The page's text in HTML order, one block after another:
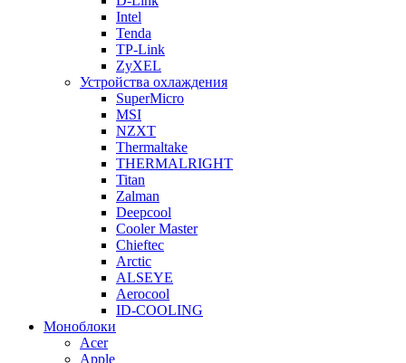
Intel
Tenda
TP-Link
ZyXEL
Устройства охлаждения
SuperMicro
MSI
NZXT
Thermaltake
THERMALRIGHT
Titan
Zalman
Deepcool
Cooler Master
Chieftec
Arctic
ALSEYE
Aerocool
ID-COOLING
Моноблоки
Acer
Apple